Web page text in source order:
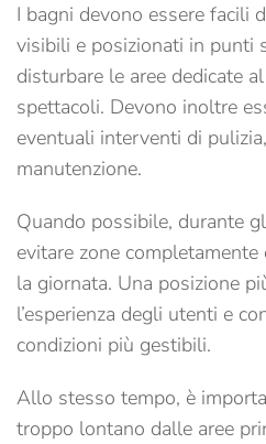
I bagni devono essere facili
visibili e posizionati in punti
disturbare le aree dedicate
spettacoli. Devono inoltre
eventuali interventi di
manutenzione.
Quando possibile, durante
evitare zone
la giornata. Una posizione
l’esperienza degli utenti e
condizioni più gestibili.
Allo stesso tempo, è
troppo lontano dalle aree